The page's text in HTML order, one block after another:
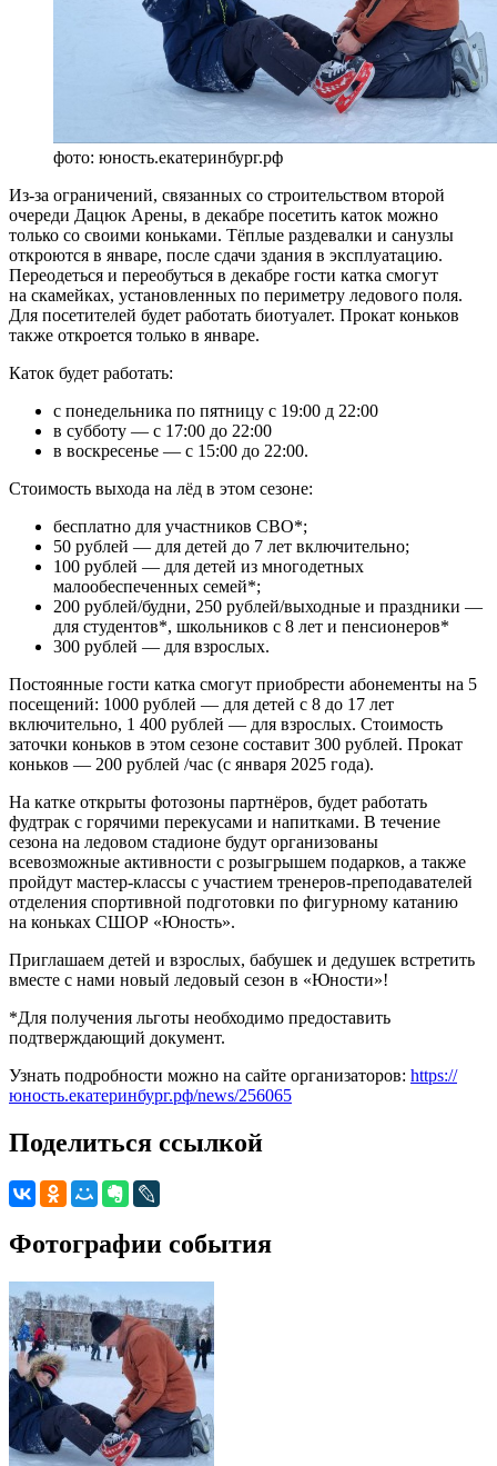
фото: юность.екатеринбург.рф
Из-за ограничений, связанных со строительством второй
очереди Дацюк Арены, в декабре посетить каток можно
только со своими коньками. Тёплые раздевалки и санузлы
откроются в январе, после сдачи здания в эксплуатацию.
Переодеться и переобуться в декабре гости катка смогут
на скамейках, установленных по периметру ледового поля.
Для посетителей будет работать биотуалет. Прокат коньков
также откроется только в январе.
Каток будет работать:
с понедельника по пятницу с 19:00 д 22:00
в субботу — с 17:00 до 22:00
в воскресенье — с 15:00 до 22:00.
Стоимость выхода на лёд в этом сезоне:
бесплатно для участников СВО*;
50 рублей — для детей до 7 лет включительно;
100 рублей — для детей из многодетных
малообеспеченных семей*;
200 рублей/будни, 250 рублей/выходные и праздники —
для студентов*, школьников с 8 лет и пенсионеров*
300 рублей — для взрослых.
Постоянные гости катка смогут приобрести абонементы на 5
посещений: 1000 рублей — для детей с 8 до 17 лет
включительно, 1 400 рублей — для взрослых. Стоимость
заточки коньков в этом сезоне составит 300 рублей. Прокат
коньков — 200 рублей /час (с января 2025 года).
На катке открыты фотозоны партнёров, будет работать
фудтрак с горячими перекусами и напитками. В течение
сезона на ледовом стадионе будут организованы
всевозможные активности с розыгрышем подарков, а также
пройдут мастер-классы с участием тренеров-преподавателей
отделения спортивной подготовки по фигурному катанию
на коньках СШОР «Юность».
Приглашаем детей и взрослых, бабушек и дедушек встретить
вместе с нами новый ледовый сезон в «Юности»!
*Для получения льготы необходимо предоставить
подтверждающий документ.
Узнать подробности можно на сайте организаторов: https://
юность.екатеринбург.рф/news/256065
Поделиться ссылкой
Фотографии события